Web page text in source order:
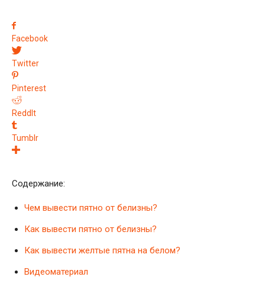
Facebook
Twitter
Pinterest
ReddIt
Tumblr
Содержание:
Чем вывести пятно от белизны?
Как вывести пятно от белизны?
Как вывести желтые пятна на белом?
Видеоматериал